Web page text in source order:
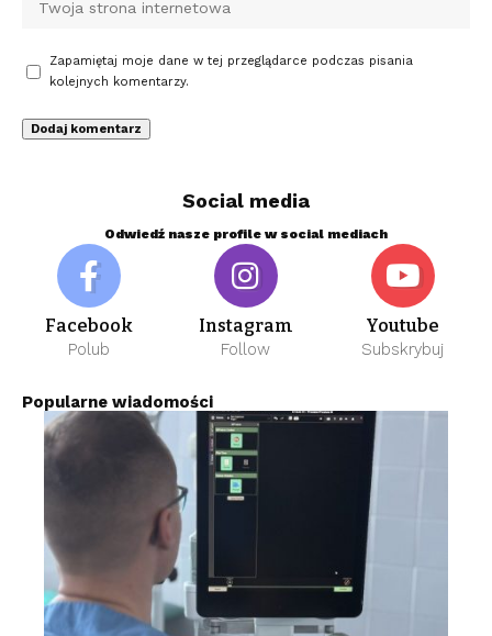
Zapamiętaj moje dane w tej przeglądarce podczas pisania
kolejnych komentarzy.
Social media
Odwiedź nasze profile w social mediach
Facebook
Polub
Instagram
Follow
Youtube
Subskrybuj
Popularne wiadomości